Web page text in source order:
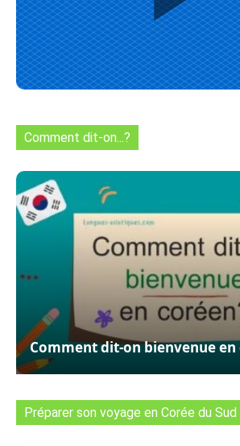
Comment dit-on...?
Comment dit-on bienvenue en
Préparer son voyage en Corée du Sud